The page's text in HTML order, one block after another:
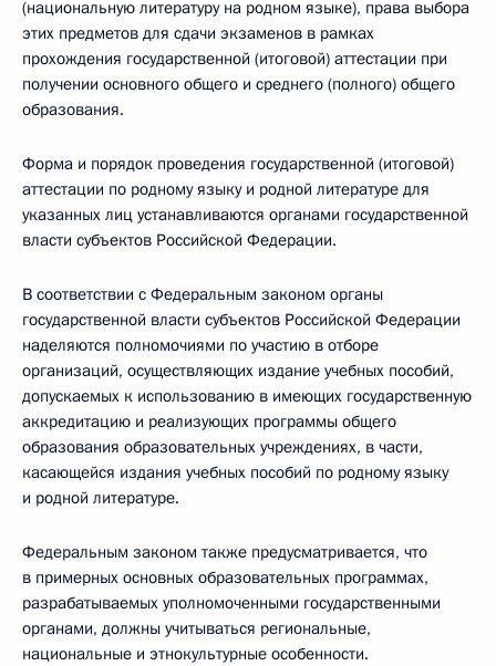
(национальную литературу на родном языке), права выбора
этих предметов для сдачи экзаменов в рамках
прохождения государственной (итоговой) аттестации при
получении основного общего и среднего (полного) общего
образования.
Форма и порядок проведения государственной (итоговой)
аттестации по родному языку и родной литературе для
указанных лиц устанавливаются органами государственной
власти субъектов Российской Федерации.
В соответствии с Федеральным законом органы
государственной власти субъектов Российской Федерации
наделяются полномочиями по участию в отборе
организаций, осуществляющих издание учебных пособий,
допускаемых к использованию в имеющих государственную
аккредитацию и реализующих программы общего
образования образовательных учреждениях, в части,
касающейся издания учебных пособий по родному языку
и родной литературе.
Федеральным законом также предусматривается, что
в примерных основных образовательных программах,
разрабатываемых уполномоченными государственными
органами, должны учитываться региональные,
национальные и этнокультурные особенности.